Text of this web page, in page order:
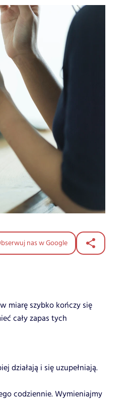
nas w Google
miarę szybko kończy się
cały zapas tych
działają i się uzupełniają.
codziennie. Wymieniajmy